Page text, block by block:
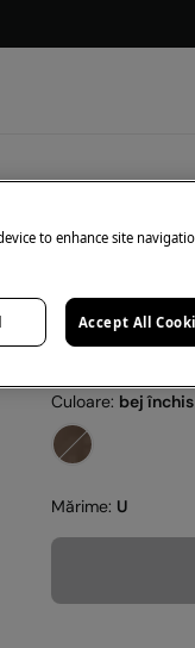
Șapcă
149,99 Lei
-10% | KOD: 10EXTRA
Culoare: bej închis
Mărime: U
to enhance site
Accept All